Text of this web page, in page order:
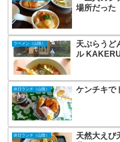
場所だった
ラーメン（山陰）
天ぷらうど
ル
休日ランチ（山陰） ケンチキで
休日ランチ（山陰）
天然大えび